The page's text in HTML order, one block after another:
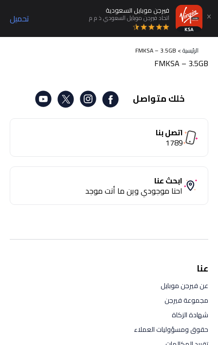
تحميل
فيرجن موبايل السعودية
اتحاد فيرجن موبايل السعودي ذ م م
الرئيسية>
FMKSA – 3.5GB
FMKSA – 3.5GB
خلك متواصل
اتصل بنا
1789
ابحث عنا
احنا موجودي وين ما أنت موجد
عنا
عن فيرجن موبايل
مجموعة فيرجن
شهادة الزكاة
حقوق ومسؤوليات العملاء